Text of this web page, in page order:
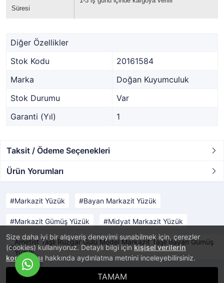
Size daha iyi bir alışveriş deneyimi sunabilmek için, çerezler
(cookies) kullanıyoruz. Detaylı bilgi için kişisel verilerin
korunması hakkında aydınlatma metnini inceleyebilirsiniz.
TAMAM
Süresi
Diğer Özellikler
Stok Kodu
20161584
Marka
Doğan Kuyumculuk
Stok Durumu
Var
Garanti (Yıl)
1
Taksit / Ödeme Seçenekleri
Ürün Yorumları
Markazit Yüzük Bayan Markazit Yüzük
Markazit Gümüş Yüzük Midyat Markazit Yüzük
Ametist Taşlı Rüzgar Gülü Model Markazit Taşlı Bayan Gümüş
Yüzük
E-Ticaret Sistemi